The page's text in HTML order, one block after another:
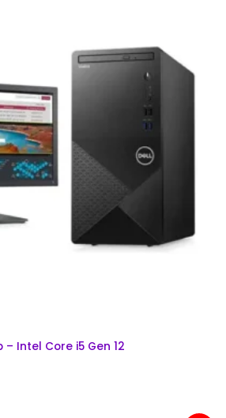
Intel Core i5 Gen 12